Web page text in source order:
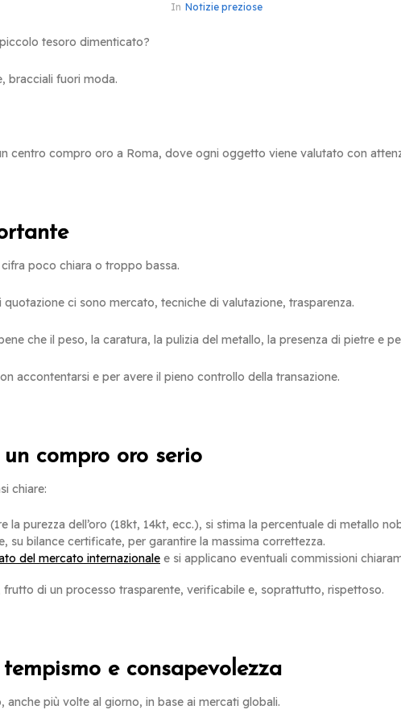
In Notizie preziose
tesoro dimenticato?
bracciali fuori moda.
centro compro oro a Roma, dove ogni oggetto viene valutato con
poco chiara o troppo bassa.
ci sono mercato, tecniche di valutazione, trasparenza.
che il peso, la caratura, la pulizia del metallo, la presenza di pietre e
accontentarsi e per avere il pieno controllo della transazione.
compro oro serio
chiare:
la purezza dell’oro (18kt, 14kt, ecc.), si stima la percentuale di metallo
su bilance certificate, per garantire la massima correttezza.
del mercato internazionale e si applicano eventuali commissioni
di un processo trasparente, verificabile e, soprattutto, rispettoso.
e consapevolezza
più volte al giorno, in base ai mercati globali.